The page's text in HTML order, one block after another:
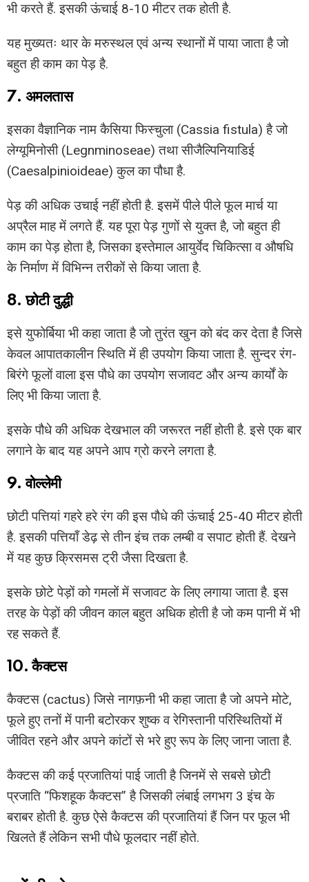
भी करते हैं. इसकी ऊंचाई 8-10 मीटर तक होती है.
यह मुख्यतः थार के मरुस्थल एवं अन्य स्थानों में पाया जाता है जो
बहुत ही काम का पेड़ है.
7. अमलतास
इसका वैज्ञानिक नाम कैसिया फिस्चुला (Cassia fistula) है जो
लेग्यूमिनोसी (Legnminoseae) तथा सीजैल्पिनियाडिई
(Caesalpinioideae) कुल का पौधा है.
पेड़ की अधिक उचाई नहीं होती है. इसमें पीले पीले फूल मार्च या
अप्रैल माह में लगते हैं. यह पूरा पेड़ गुणों से युक्त है, जो बहुत ही
काम का पेड़ होता है, जिसका इस्तेमाल आयुर्वेद चिकित्सा व औषधि
के निर्माण में विभिन्न तरीकों से किया जाता है.
8. छोटी दुद्धी
इसे युफोर्बिया भी कहा जाता है जो तुरंत खुन को बंद कर देता है जिसे
केवल आपातकालीन स्थिति में ही उपयोग किया जाता है. सुन्दर रंग-
बिरंगे फूलों वाला इस पौधे का उपयोग सजावट और अन्य कार्यों के
लिए भी किया जाता है.
इसके पौधे की अधिक देखभाल की जरूरत नहीं होती है. इसे एक बार
लगाने के बाद यह अपने आप ग्रो करने लगता है.
9. वोल्लेमी
छोटी पत्तियां गहरे हरे रंग की इस पौधे की ऊंचाई 25-40 मीटर होती
है. इसकी पत्तियाँ डेढ़ से तीन इंच तक लम्बी व सपाट होती हैं. देखने
में यह कुछ क्रिसमस ट्री जैसा दिखता है.
इसके छोटे पेड़ों को गमलों में सजावट के लिए लगाया जाता है. इस
तरह के पेड़ों की जीवन काल बहुत अधिक होती है जो कम पानी में भी
रह सकते हैं.
10. कैक्टस
कैक्टस (cactus) जिसे नागफ़नी भी कहा जाता है जो अपने मोटे,
फूले हुए तनों में पानी बटोरकर शुष्क व रेगिस्तानी परिस्थितियों में
जीवित रहने और अपने कांटों से भरे हुए रूप के लिए जाना जाता है.
कैक्टस की कई प्रजातियां पाई जाती है जिनमें से सबसे छोटी
प्रजाति “फिशहूक कैक्टस” है जिसकी लंबाई लगभग 3 इंच के
बराबर होती है. कुछ ऐसे कैक्टस की प्रजातियां हैं जिन पर फूल भी
खिलते हैं लेकिन सभी पौधे फूलदार नहीं होते.